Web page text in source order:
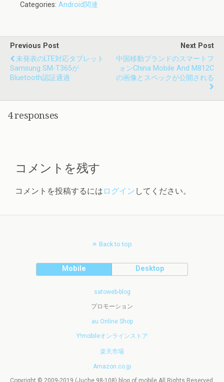
Categories: Android関連
Previous Post
未発表のLTE対応タブレット
Samsung SM-T365が
Bluetooth認証通過
Next Post
中国移動ブランドのスマートフ
ォンChina Mobile And M812C
の画像とスペックが公開される
4 responses
コメントを残す
コメントを投稿するには ログイン してください。
Back to top
Mobile Desktop
satoweb-blog
プロモーション
au Online Shop
Y!mobileオンラインストア
楽天市場
Amazon.co.jp
Copyright © 2009-2019 (Juche 98-108) blog of mobile All Rights Reserved.